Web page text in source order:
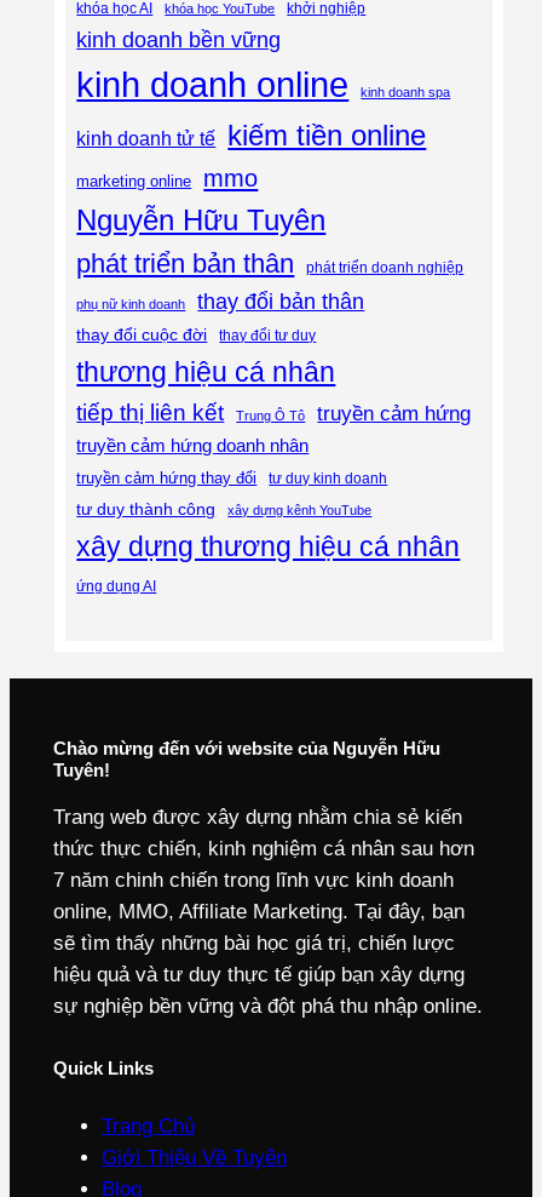
khóa học AI khóa học YouTube khởi nghiệp
kinh doanh bền vững
kinh doanh online kinh doanh spa
kinh doanh tử tế kiếm tiền online
marketing online mmo
Nguyễn Hữu Tuyên
phát triển bản thân phát triển doanh nghiệp
phụ nữ kinh doanh thay đổi bản thân
thay đổi cuộc đời thay đổi tư duy
thương hiệu cá nhân
tiếp thị liên kết Trung Ô Tô truyền cảm hứng
truyền cảm hứng doanh nhân
truyền cảm hứng thay đổi tư duy kinh doanh
tư duy thành công xây dựng kênh YouTube
xây dựng thương hiệu cá nhân
ứng dụng AI
Chào mừng đến với website của Nguyễn Hữu
Tuyên!
Trang web được xây dựng nhằm chia sẻ kiến
thức thực chiến, kinh nghiệm cá nhân sau hơn
7 năm chinh chiến trong lĩnh vực kinh doanh
online, MMO, Affiliate Marketing. Tại đây, bạn
sẽ tìm thấy những bài học giá trị, chiến lược
hiệu quả và tư duy thực tế giúp bạn xây dựng
sự nghiệp bền vững và đột phá thu nhập online.
Quick Links
Trang Chủ
Giới Thiệu Về Tuyên
Blog